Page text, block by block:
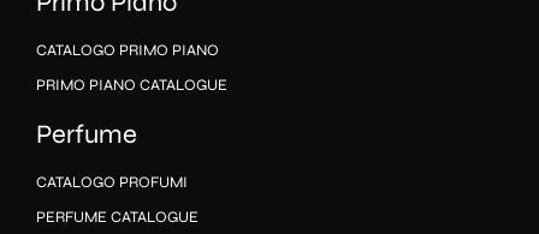
CATALOGO PRIMO PIANO
PRIMO PIANO CATALOGUE
Perfume
CATALOGO PROFUMI
PERFUME CATALOGUE